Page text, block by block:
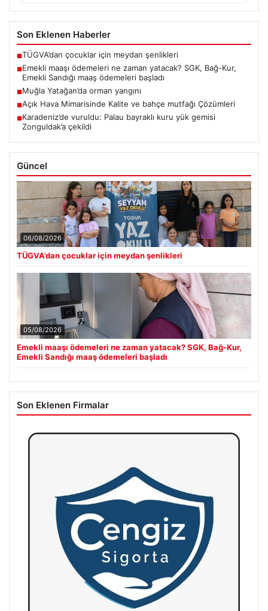
Son Eklenen Haberler
■TÜGVA’dan çocuklar için meydan şenlikleri
■Emekli maaşı ödemeleri ne zaman yatacak? SGK, Bağ-Kur,
Emekli Sandığı maaş ödemeleri başladı
■Muğla Yatağan’da orman yangını
■Açık Hava Mimarisinde Kalite ve bahçe mutfağı Çözümleri
■Karadeniz’de vuruldu: Palau bayraklı kuru yük gemisi
Zonguldak’a çekildi
Güncel
06/08/2026
TÜGVA’dan çocuklar için meydan şenlikleri
05/08/2026
Emekli maaşı ödemeleri ne zaman yatacak? SGK, Bağ-Kur,
Emekli Sandığı maaş ödemeleri başladı
Son Eklenen Firmalar